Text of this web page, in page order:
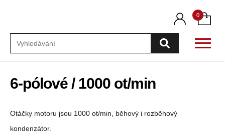
0
6-pólové / 1000 ot/min
Otáčky motoru jsou 1000 ot/min, běhový i rozběhový
kondenzátor.